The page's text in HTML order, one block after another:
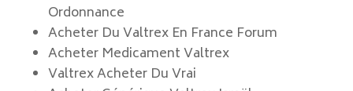
Ordonnance
Acheter Du Valtrex En France Forum
Acheter Medicament Valtrex
Valtrex Acheter Du Vrai